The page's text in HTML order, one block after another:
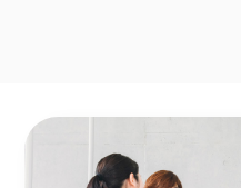
2026.04.20